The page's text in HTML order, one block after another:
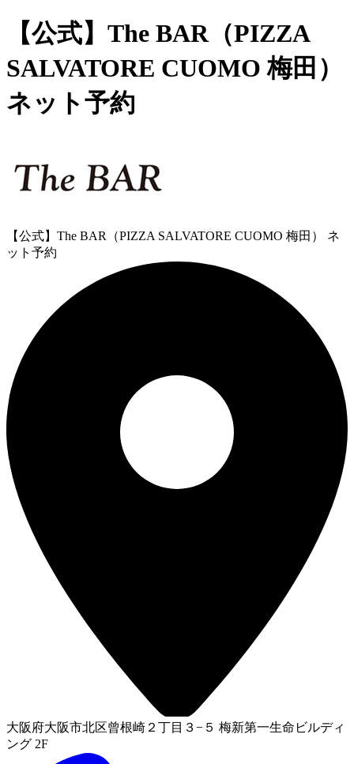
【公式】The BAR（PIZZA
SALVATORE CUOMO 梅田）
ネット予約
【公式】The BAR（PIZZA SALVATORE CUOMO 梅田） ネ
ット予約
大阪府大阪市北区曾根崎２丁目３−５ 梅新第一生命ビルディ
ング 2F